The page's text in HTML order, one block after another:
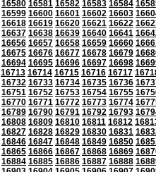
16580 16581 16582 16583 16584
16599 16600 16601 16602 16603
16618 16619 16620 16621 16622
16637 16638 16639 16640 16641
16656 16657 16658 16659 16660
16675 16676 16677 16678 16679
16694 16695 16696 16697 16698
16713 16714 16715 16716 16717
16732 16733 16734 16735 16736
16751 16752 16753 16754 16755
16770 16771 16772 16773 16774
16789 16790 16791 16792 16793
16808 16809 16810 16811 16812
16827 16828 16829 16830 16831
16846 16847 16848 16849 16850
16865 16866 16867 16868 16869
16884 16885 16886 16887 16888